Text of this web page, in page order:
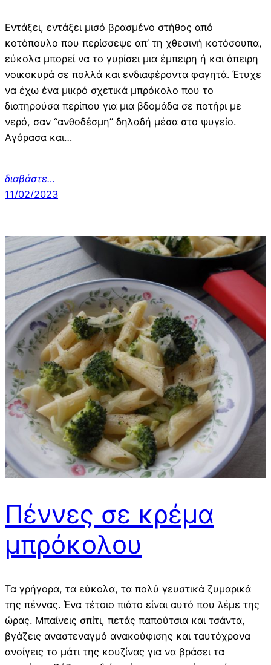
Εντάξει, εντάξει μισό βρασμένο στήθος από
κοτόπουλο που περίσσεψε απ’ τη χθεσινή κοτόσουπα,
εύκολα μπορεί να το γυρίσει μια έμπειρη ή και άπειρη
νοικοκυρά σε πολλά και ενδιαφέροντα φαγητά. Έτυχε
να έχω ένα μικρό σχετικά μπρόκολο που το
διατηρούσα περίπου για μια βδομάδα σε ποτήρι με
νερό, σαν “ανθοδέσμη” δηλαδή μέσα στο ψυγείο.
Αγόρασα και…
διαβάστε…
11/02/2023
Πέννες σε κρέμα
μπρόκολου
Τα γρήγορα, τα εύκολα, τα πολύ γευστικά ζυμαρικά
της πέννας. Ένα τέτοιο πιάτο είναι αυτό που λέμε της
ώρας. Μπαίνεις σπίτι, πετάς παπούτσια και τσάντα,
βγάζεις αναστεναγμό ανακούφισης και ταυτόχρονα
ανοίγεις το μάτι της κουζίνας για να βράσει τα